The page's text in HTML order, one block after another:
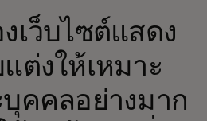
เว็บไซต์แสดง
ต่งให้เหมาะ
คคลอย่างมาก